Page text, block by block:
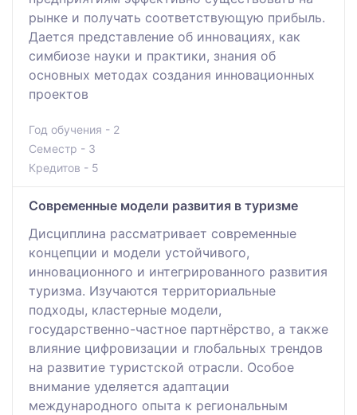
рынке и получать соответствующую прибыль.
Дается представление об инновациях, как
симбиозе науки и практики, знания об
основных методах создания инновационных
проектов
Год обучения - 2
Семестр - 3
Кредитов - 5
Современные модели развития в туризме
Дисциплина рассматривает современные
концепции и модели устойчивого,
инновационного и интегрированного развития
туризма. Изучаются территориальные
подходы, кластерные модели,
государственно-частное партнёрство, а также
влияние цифровизации и глобальных трендов
на развитие туристской отрасли. Особое
внимание уделяется адаптации
международного опыта к региональным